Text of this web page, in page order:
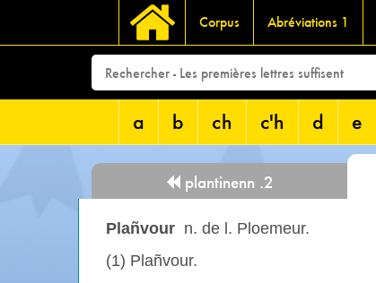
Corpus Abréviations 1
a b ch c'h d e
plantinenn .2
Plañvour n. de l. Ploemeur.
(1) Plañvour.